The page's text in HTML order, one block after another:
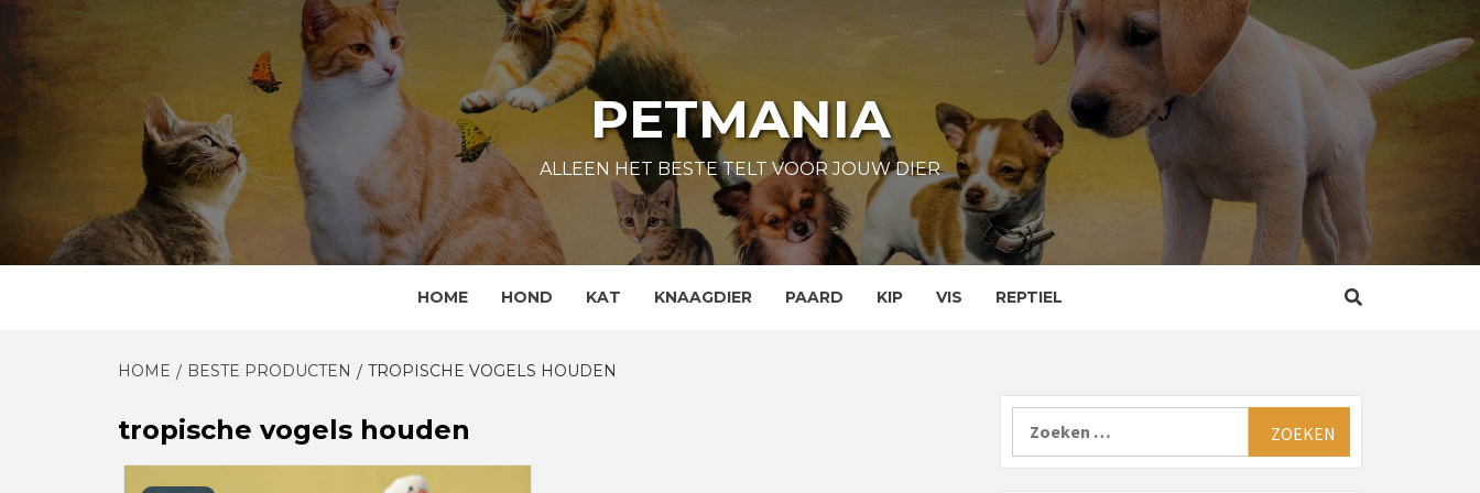
Skip
content
PETMANIA
ALLEEN HET BESTE TELT VOOR JOUW DIER
HOME HOND KAT KNAAGDIER PAARD KIP VIS REPTIEL
HOME BESTE PRODUCTEN TROPISCHE VOGELS HOUDEN
tropische vogels houden